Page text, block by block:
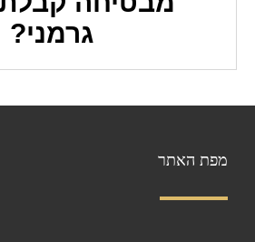
גרמני?
מפת האתר